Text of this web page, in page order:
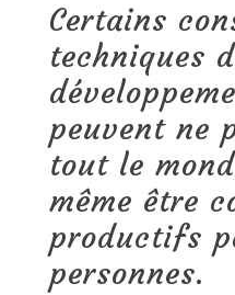
Certains
techniques
peuvent ne
tout le
même être
productifs
personnes.